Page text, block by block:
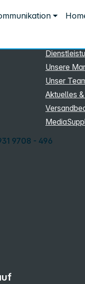
9708 - 496
Unsere
Unser
Aktuelles